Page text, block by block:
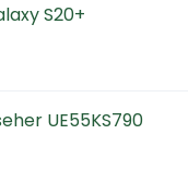
S20+
UE55KS790